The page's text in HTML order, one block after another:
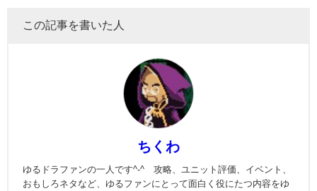
この記事を書いた人
ちくわ
ゆるドラファンの一人です^-^ 攻略、ユニット評価、イベント、
おもしろネタなど、ゆるファンにとって面白く役にたつ内容をゆ